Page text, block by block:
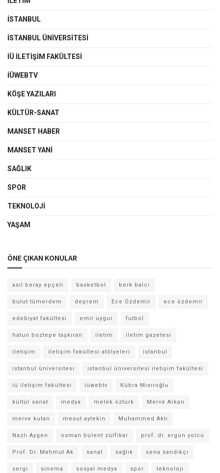
İSTANBUL
İSTANBUL ÜNIVERSITESI
İÜ İLETIŞIM FAKÜLTESI
İÜWEBTV
KÖŞE YAZILARI
KÜLTÜR-SANAT
MANSET HABER
MANSET YANI
SAĞLIK
SPOR
TEKNOLOJI
YAŞAM
ÖNE ÇIKAN KONULAR
asil beray epçeli basketbol berk balcı
bulut tümerdem deprem Ece Özdemir ece özdemir
edebiyat fakültesi emir uygur futbol
hatun boztepe taşkıran iletim iletim gazetesi
iletişim iletişim fakültesi atölyeleri istanbul
istanbul üniversitesi istanbul üniversitesi iletişim fakültesi
iü iletişim fakültesi iüwebtv Kübra Mısıroğlu
kültür sanat medya melek öztürk Merve Arkan
merve kutan mesut aytekin Muhammed Aktı
Nazlı Aygen osman bülent zülfikar prof. dr. ergün yolcu
Prof. Dr. Mahmut Ak sanat sağlık sena sandıkçı
sergi sinema sosyal medya spor teknoloji